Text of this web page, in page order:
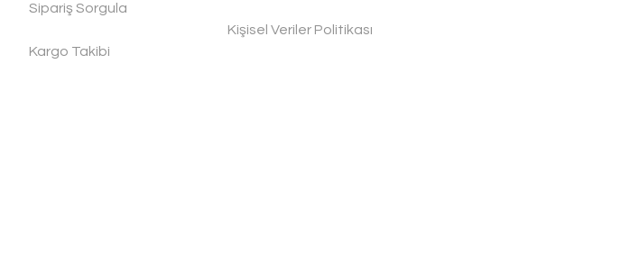
Sipariş Sorgula
Kargo Takibi
Kişisel Veriler Politikası